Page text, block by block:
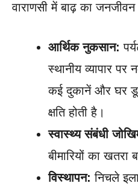
वाराणसी में बाढ़ का
आर्थिक नुकसान:
स्थानीय व्यापार पर
कई दुकानें और घर
क्षति होती है।
स्वास्थ्य संबंधी
बीमारियों का खतरा
विस्थापन: निचले